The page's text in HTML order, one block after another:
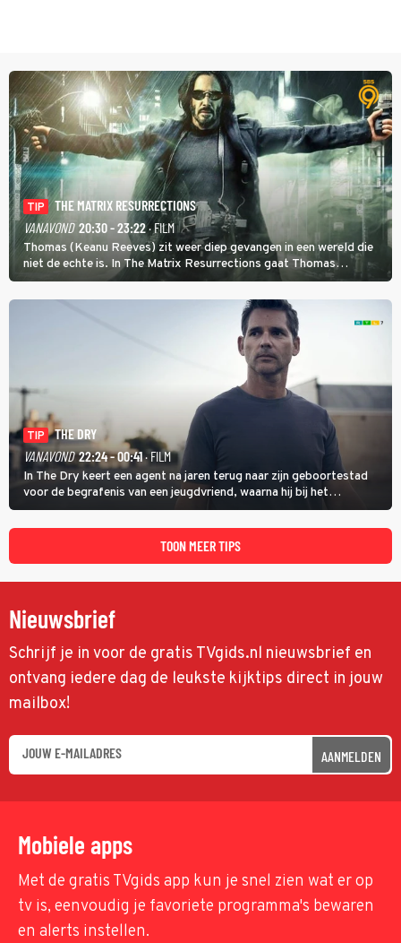
TIP
THE MATRIX RESURRECTIONS
VANAVOND 20:30 - 23:22· FILM
Thomas (Keanu Reeves) zit weer diep gevangen in een wereld die
niet de echte is. In The Matrix Resurrections gaat Thomas
proberen uit deze schijnwereld te ontsnappen.
TIP
THE DRY
VANAVOND 22:24 - 00:41· FILM
In The Dry keert een agent na jaren terug naar zijn geboortestad
voor de begrafenis van een jeugdvriend, waarna hij bij het
onderzoeken van diens dood een verband begint te vermoeden
met een oude zaak.
TOON MEER TIPS
Nieuwsbrief
Schrijf je in voor de gratis TVgids.nl nieuwsbrief en
ontvang iedere dag de leukste kijktips direct in jouw
mailbox!
AANMELDEN
Mobiele apps
Met de gratis TVgids app kun je snel zien wat er op
tv is, eenvoudig je favoriete programma's bewaren
en alerts instellen.